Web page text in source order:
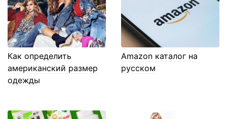
Как определить
американский размер
одежды
Amazon каталог на
русском